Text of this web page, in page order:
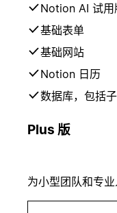
Notion AI 试用
基础表单
基础网站
Notion 日历
数据库，包括
Plus 版
为小型团队和专业